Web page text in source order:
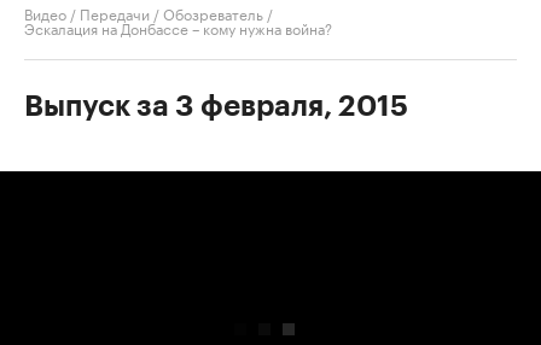
Видео / Передачи /Обозреватель /
Эскалация на Донбассе – кому нужна война?
Выпуск за 3 февраля, 2015